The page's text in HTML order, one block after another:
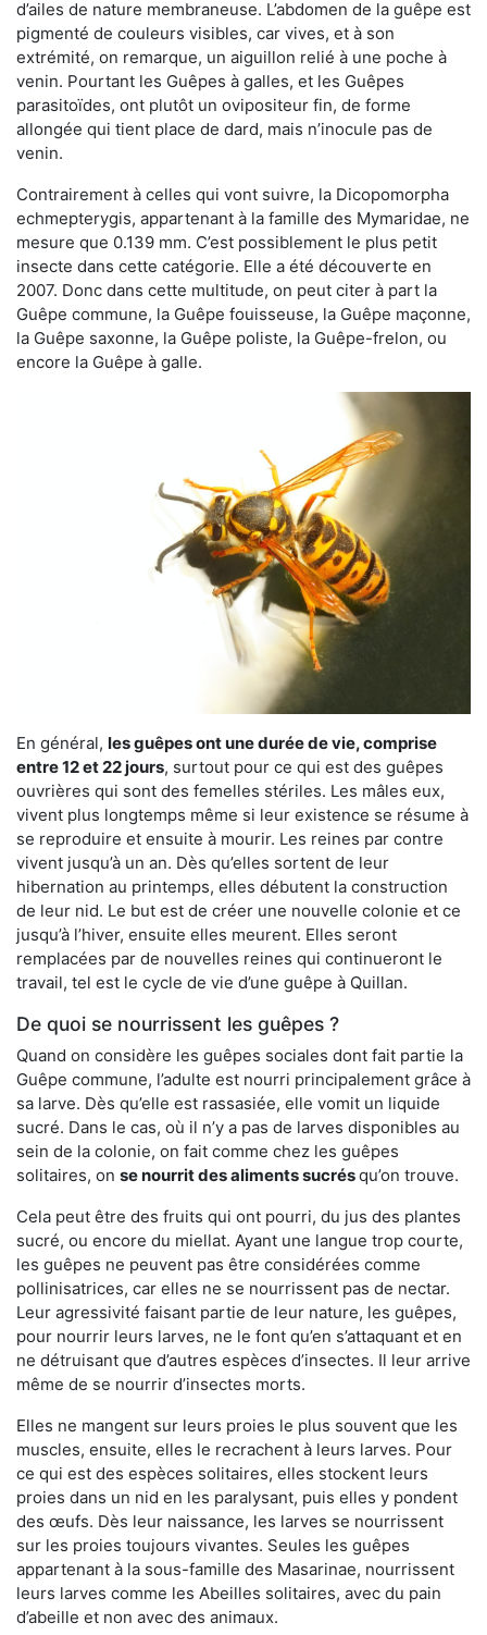
d’ailes de nature membraneuse. L’abdomen de la guêpe est
pigmenté de couleurs visibles, car vives, et à son
extrémité, on remarque, un aiguillon relié à une poche à
venin. Pourtant les Guêpes à galles, et les Guêpes
parasitoïdes, ont plutôt un ovipositeur fin, de forme
allongée qui tient place de dard, mais n’inocule pas de
venin.
Contrairement à celles qui vont suivre, la Dicopomorpha
echmepterygis, appartenant à la famille des Mymaridae, ne
mesure que 0.139 mm. C’est possiblement le plus petit
insecte dans cette catégorie. Elle a été découverte en
2007. Donc dans cette multitude, on peut citer à part la
Guêpe commune, la Guêpe fouisseuse, la Guêpe maçonne,
la Guêpe saxonne, la Guêpe poliste, la Guêpe-frelon, ou
encore la Guêpe à galle.
En général, les guêpes ont une durée de vie, comprise
entre 12 et 22 jours, surtout pour ce qui est des guêpes
ouvrières qui sont des femelles stériles. Les mâles eux,
vivent plus longtemps même si leur existence se résume à
se reproduire et ensuite à mourir. Les reines par contre
vivent jusqu’à un an. Dès qu’elles sortent de leur
hibernation au printemps, elles débutent la construction
de leur nid. Le but est de créer une nouvelle colonie et ce
jusqu’à l’hiver, ensuite elles meurent. Elles seront
remplacées par de nouvelles reines qui continueront le
travail, tel est le cycle de vie d’une guêpe à Quillan.
De quoi se nourrissent les guêpes ?
Quand on considère les guêpes sociales dont fait partie la
Guêpe commune, l’adulte est nourri principalement grâce à
sa larve. Dès qu’elle est rassasiée, elle vomit un liquide
sucré. Dans le cas, où il n’y a pas de larves disponibles au
sein de la colonie, on fait comme chez les guêpes
solitaires, on se nourrit des aliments sucrésqu’on trouve.
Cela peut être des fruits qui ont pourri, du jus des plantes
sucré, ou encore du miellat. Ayant une langue trop courte,
les guêpes ne peuvent pas être considérées comme
pollinisatrices, car elles ne se nourrissent pas de nectar.
Leur agressivité faisant partie de leur nature, les guêpes,
pour nourrir leurs larves, ne le font qu’en s’attaquant et en
ne détruisant que d’autres espèces d’insectes. Il leur arrive
même de se nourrir d’insectes morts.
Elles ne mangent sur leurs proies le plus souvent que les
muscles, ensuite, elles le recrachent à leurs larves. Pour
ce qui est des espèces solitaires, elles stockent leurs
proies dans un nid en les paralysant, puis elles y pondent
des œufs. Dès leur naissance, les larves se nourrissent
sur les proies toujours vivantes. Seules les guêpes
appartenant à la sous-famille des Masarinae, nourrissent
leurs larves comme les Abeilles solitaires, avec du pain
d’abeille et non avec des animaux.